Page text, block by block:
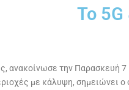
Το
την Παρασκευή
με κάλυψη, σημειώνει